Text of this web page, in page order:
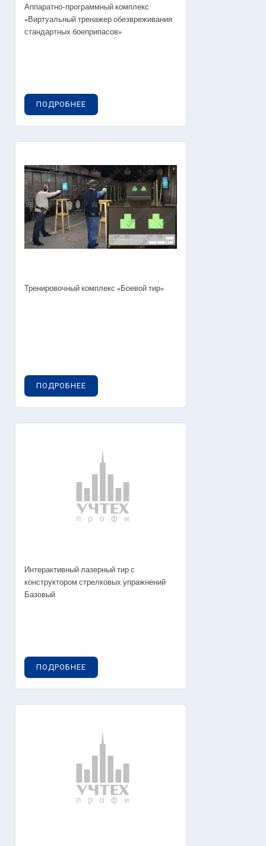
Аппаратно-программный комплекс
«Виртуальный тренажер обезвреживания
стандартных боеприпасов»
ПОДРОБНЕЕ
Тренировочный комплекс «Боевой тир»
ПОДРОБНЕЕ
Интерактивный лазерный тир с
конструктором стрелковых упражнений
Базовый
ПОДРОБНЕЕ